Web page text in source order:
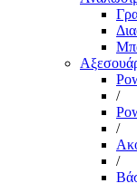
/
/
/